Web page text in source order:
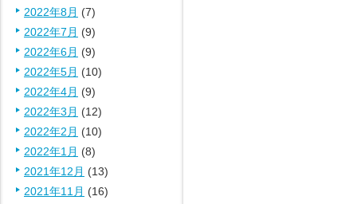
2022年8月 (7)
2022年7月 (9)
2022年6月 (9)
2022年5月 (10)
2022年4月 (9)
2022年3月 (12)
2022年2月 (10)
2022年1月 (8)
2021年12月 (13)
2021年11月 (16)